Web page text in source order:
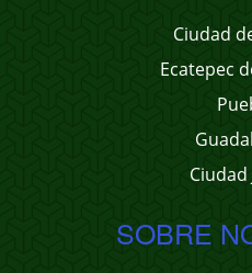
Ciudad
Ecatepec
Ciudad
SOBRE